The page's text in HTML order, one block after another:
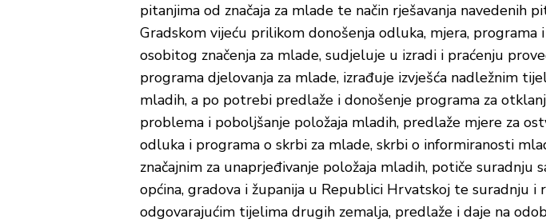
pitanjima od značaja za mlade te način rješavanja navedenih
Gradskom vijeću prilikom donošenja odluka, mjera, programa
osobitog značenja za mlade, sudjeluje u izradi i praćenju
programa djelovanja za mlade, izrađuje izvješća nadležnim
mladih, a po potrebi predlaže i donošenje programa za
problema i poboljšanje položaja mladih, predlaže mjere za
odluka i programa o skrbi za mlade, skrbi o informiranosti
značajnim za unaprjeđivanje položaja mladih, potiče suradnju
općina, gradova i županija u Republici Hrvatskoj te suradnju i
odgovarajućim tijelima drugih zemalja, predlaže i daje na